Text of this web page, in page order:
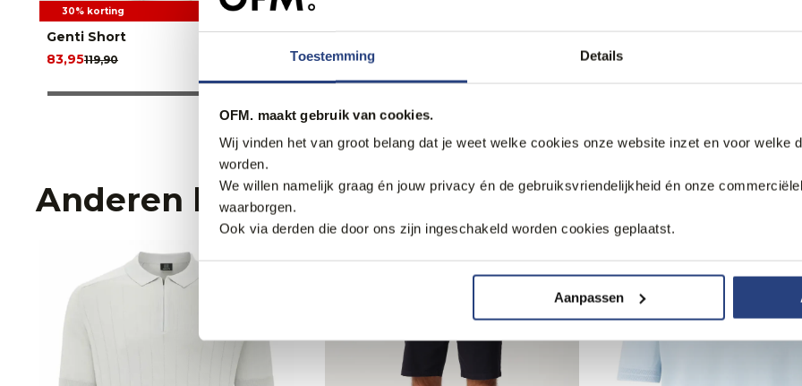
Toestemming Details
OFM. maakt gebruik van cookies.
Wij vinden het van groot belang dat je weet welke cookies onze website inzet en voor welke
worden.
We willen namelijk graag én jouw privacy én de gebruiksvriendelijkheid én onze
waarborgen.
Ook via derden die door ons zijn ingeschakeld worden cookies geplaatst.
Aanpassen
30% korting
Genti Short
119,90
83,95
Genti Short
119,90
83,95
Genti Short
83,95
Anderen bekeken ook